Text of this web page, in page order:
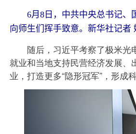
6月8日，中共中央总书记、国
向师生们挥手致意。新华社记者
随后，习近平考察了极米光
就业和当地支持民营经济发展
业，打造更多“隐形冠军”，形成